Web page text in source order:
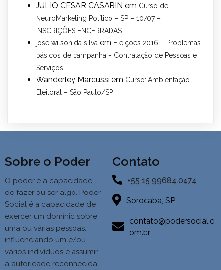
JULIO CESAR CASARIN em Curso de
NeuroMarketing Político – SP – 10/07 –
INSCRIÇÕES ENCERRADAS
jose wilson da silva em Eleições 2016 – Problemas
básicos de campanha – Contratação de Pessoas e
Serviços
Wanderley Marcussi em Curso: Ambientação
Eleitoral – São Paulo/SP
Sobre o Poder
O poder é a capacidade
de fazer ou ser algo. Poder
Social é a capacidade de
exercer um domínio sobre
uma ou várias pessoas,
influenciando um e/ou
vários indivíduos e assumir
a autoridade reconhecida
Contato
+55 15 99684.0474
Sorocaba, SP
contato@podersocial.c
om.br